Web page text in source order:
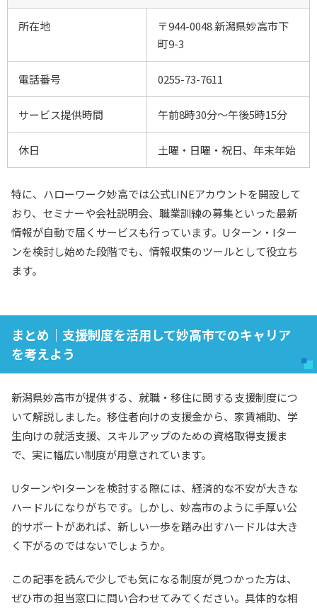
所在地
〒944-0048 新潟県妙高市下
町9-3
電話番号 0255-73-7611
サービス提供時間 午前8時30分～午後5時15分
休日 土曜・日曜・祝日、年末年始
特に、ハローワーク妙高では公式LINEアカウントを開設して
おり、セミナーや会社説明会、職業訓練の募集といった最新
情報が自動で届くサービスも行っています。Uターン・Iター
ンを検討し始めた段階でも、情報収集のツールとして役立ち
ます。
まとめ｜支援制度を活用して妙高市でのキャリア
を考えよう
新潟県妙高市が提供する、就職・移住に関する支援制度につ
いて解説しました。移住者向けの支援金から、家賃補助、学
生向けの就活支援、スキルアップのための資格取得支援ま
で、実に幅広い制度が用意されています。
UターンやIターンを検討する際には、経済的な不安が大きな
ハードルになりがちです。しかし、妙高市のように手厚い公
的サポートがあれば、新しい一歩を踏み出すハードルは大き
く下がるのではないでしょうか。
この記事を読んで少しでも気になる制度が見つかった方は、
ぜひ市の担当窓口に問い合わせてみてください。具体的な相